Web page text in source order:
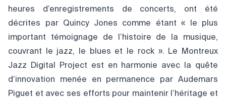
heures d’enregistrements de concerts, ont été
décrites par Quincy Jones comme étant « le plus
important témoignage de l’histoire de la musique,
couvrant le jazz, le blues et le rock ». Le Montreux
Jazz Digital Project est en harmonie avec la quête
d’innovation menée en permanence par Audemars
Piguet et avec ses efforts pour maintenir l’héritage et